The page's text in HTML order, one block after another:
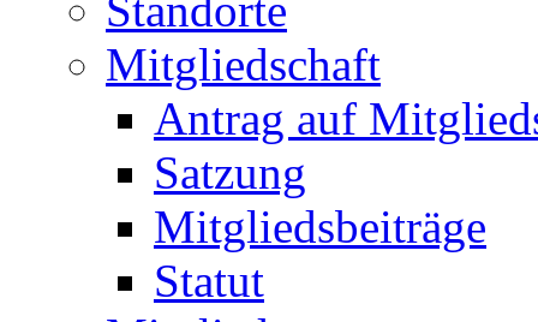
Standorte
Mitgliedschaft
Antrag auf
Satzung
Mitgliedsbeiträge
Statut